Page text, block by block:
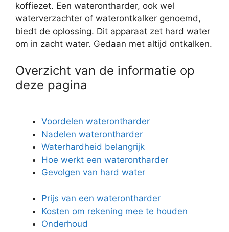
koffiezet. Een waterontharder, ook wel
waterverzachter of waterontkalker genoemd,
biedt de oplossing. Dit apparaat zet hard water
om in zacht water. Gedaan met altijd ontkalken.
Overzicht van de informatie op
deze pagina
Voordelen waterontharder
Nadelen waterontharder
Waterhardheid belangrijk
Hoe werkt een waterontharder
Gevolgen van hard water
Prijs van een waterontharder
Kosten om rekening mee te houden
Onderhoud